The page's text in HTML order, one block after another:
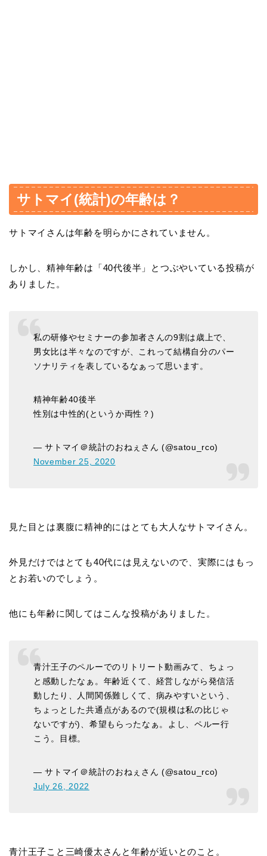
サトマイ(統計)の年齢は？
サトマイさんは年齢を明らかにされていません。
しかし、精神年齢は「40代後半」とつぶやいている投稿が
ありました。
私の研修やセミナーの参加者さんの9割は歳上で、
男女比は半々なのですが、これって結構自分のパー
ソナリティを表しているなぁって思います。
精神年齢40後半
性別は中性的(というか両性？)
— サトマイ＠統計のおねぇさん (@satou_rco)
November 25, 2020
見た目とは裏腹に精神的にはとても大人なサトマイさん。
外見だけではとても40代には見えないので、実際にはもっ
とお若いのでしょう。
他にも年齢に関してはこんな投稿がありました。
青汁王子のペルーでのリトリート動画みて、ちょっ
と感動したなぁ。年齢近くて、経営しながら発信活
動したり、人間関係難しくて、病みやすいという、
ちょっとした共通点があるので(規模は私の比じゃ
ないですが)、希望もらったなぁ。よし、ペルー行
こう。目標。
— サトマイ＠統計のおねぇさん (@satou_rco)
July 26, 2022
青汁王子こと三崎優太さんと年齢が近いとのこと。